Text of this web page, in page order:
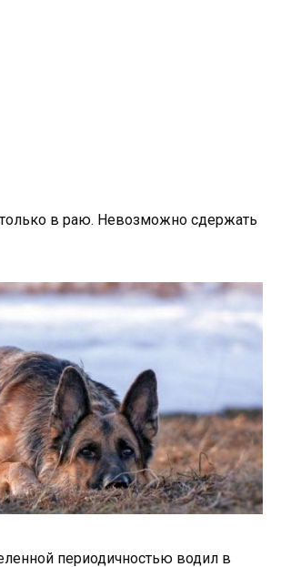
в раю. Невозможно сдержать
периодичностью водил в